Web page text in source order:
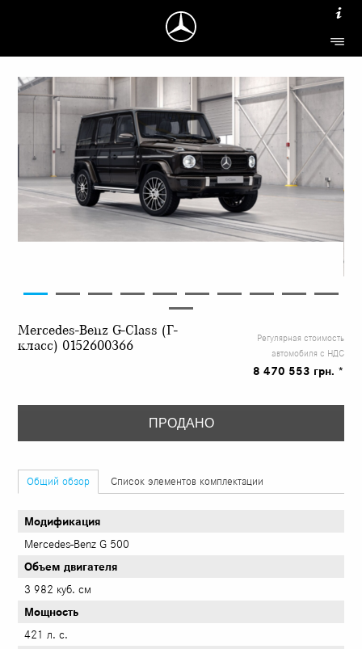
Mercedes-Benz G-Class (Г-
класс) 0152600366
Регулярная стоимость
автомобиля с НДС
8 470 553 грн. *
ПРОДАНО
Общий обзор Список элементов комплектации
Модификация
Mercedes-Benz G 500
Объем двигателя
3 982 куб. см
Мощность
421 л. с.